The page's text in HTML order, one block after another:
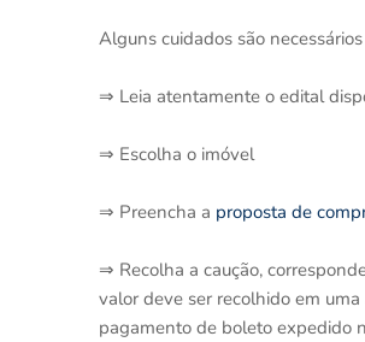
Alguns cuidados são
⇒ Leia atentamente o edital
⇒ Escolha o imóvel
⇒ Preencha a proposta de
⇒ Recolha a caução,
valor deve ser recolhido em
pagamento de boleto expedido